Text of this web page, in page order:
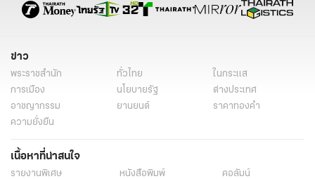
ข่าว
พระราชสำนัก ทั่วไทย
ในกระแส
การเมือง
นโยบายรัฐ
ต่างประเทศ
อาชญากรรม
ยานยนต์
ราคาทองคำ
ความยั่งยืน
เนื้อหาที่น่าสนใจ
รายงานพิเศษ หนังสือพิมพ์
คอลัมน์